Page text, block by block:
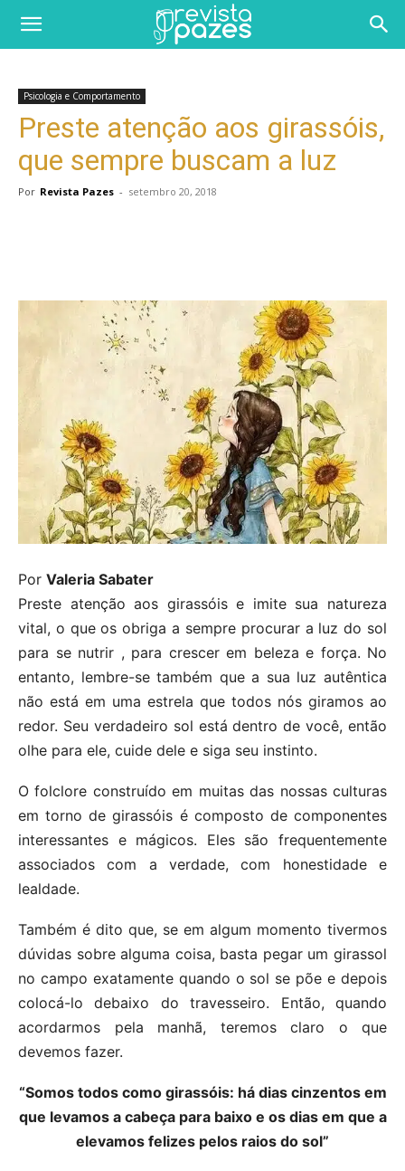
Psicologia e Comportamento
Preste atenção aos girassóis,
que sempre buscam a luz
Por Revista Pazes - setembro 20, 2018
Por Valeria Sabater
Preste atenção aos girassóis e imite sua natureza
vital, o que os obriga a sempre procurar a luz do sol
para se nutrir , para crescer em beleza e força. No
entanto, lembre-se também que a sua luz autêntica
não está em uma estrela que todos nós giramos ao
redor. Seu verdadeiro sol está dentro de você, então
olhe para ele, cuide dele e siga seu instinto.
O folclore construído em muitas das nossas culturas
em torno de girassóis é composto de componentes
interessantes e mágicos. Eles são frequentemente
associados com a verdade, com honestidade e
lealdade.
Também é dito que, se em algum momento tivermos
dúvidas sobre alguma coisa, basta pegar um girassol
no campo exatamente quando o sol se põe e depois
colocá-lo debaixo do travesseiro. Então, quando
acordarmos pela manhã, teremos claro o que
devemos fazer.
“Somos todos como girassóis: há dias cinzentos em
que levamos a cabeça para baixo e os dias em que a
elevamos felizes pelos raios do sol”